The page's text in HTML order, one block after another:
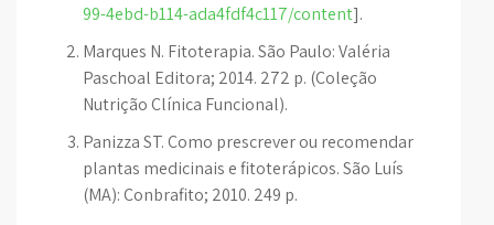
99-4ebd-b114-ada4fdf4c117/content].
Marques N. Fitoterapia. São Paulo: Valéria
Paschoal Editora; 2014. 272 p. (Coleção
Nutrição Clínica Funcional).
Panizza ST. Como prescrever ou recomendar
plantas medicinais e fitoterápicos. São Luís
(MA): Conbrafito; 2010. 249 p.